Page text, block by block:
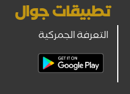
تطبيقات جوال
التعرفة الجمركية